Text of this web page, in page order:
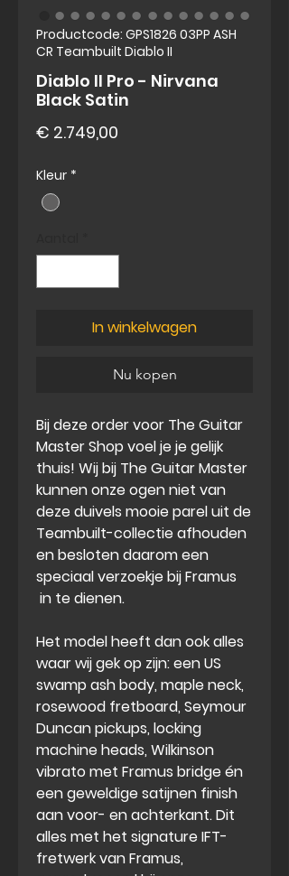
Productcode: GPS1826 03PP ASH
CR Teambuilt Diablo II
Diablo II Pro - Nirvana
Black Satin
€ 2.749,00
Kleur *
In winkelwagen
Nu kopen
Bij dezeordervoor The Guitar
Master Shop voel je je gelijk
thuis! Wij bij The Guitar Master
kunnen onze ogen niet van
dezeduivels mooieparel uit de
Teambuilt-collectie afhouden
en besloten daarom een
speciaal verzoekje bij Framus
in te dienen.
Het model heeft dan ook alles
waar wij gek op zijn: een US
swamp ash body, maple neck,
rosewood fretboard, Seymour
Duncan pickups, locking
machine heads, Wilkinson
vibrato met Framus bridgeén
een geweldigesatijnen finish
aan voor- en achterkant. Dit
alles met het signature IFT-
fretwerk van Framus,